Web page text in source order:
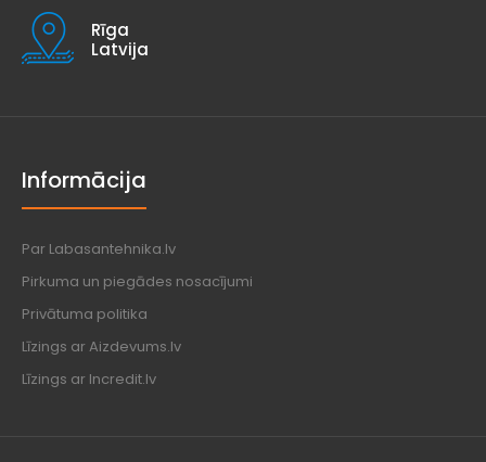
Rīga
Latvija
Informācija
Par Labasantehnika.lv
Pirkuma un piegādes nosacījumi
Privātuma politika
Līzings ar Aizdevums.lv
Līzings ar Incredit.lv